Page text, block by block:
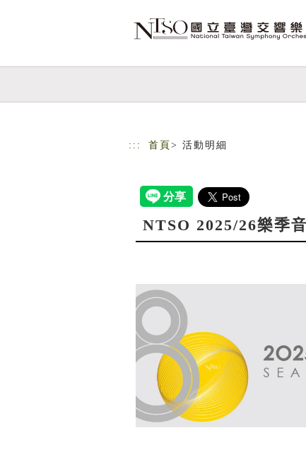
::: 首頁 > 活動明細
NTSO 2025/26樂季